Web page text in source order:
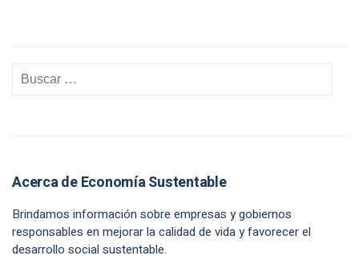
Acerca de Economía Sustentable
Brindamos información sobre empresas y gobiernos
responsables en mejorar la calidad de vida y favorecer el
desarrollo social sustentable.